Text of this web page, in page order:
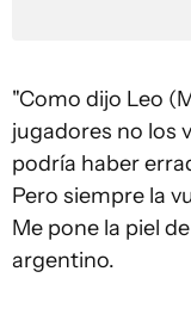
"Como dijo Leo
jugadores no los
podría haber
Pero siempre la
Me pone la piel
argentino.